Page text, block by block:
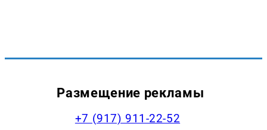
Размещение рекламы
+7 (917) 911-22-52